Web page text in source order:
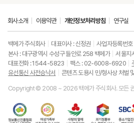
회사소개 이용약관 개인정보처리방침 연구실
백메가 주식회사 대표이사 : 신정권
사업자등록번
본사 : 대구광역시 수성구 들안로 258 백메가
서울지
대표전화 : 1544-5823
팩스 : 02-6008-6920
유선통신 사전승낙서
콘텐츠 도용시 민/형사상 처벌
Copyright © 2008 ~ 2026 백메가 주식회사. 모든
정
랑
의
중
소
기